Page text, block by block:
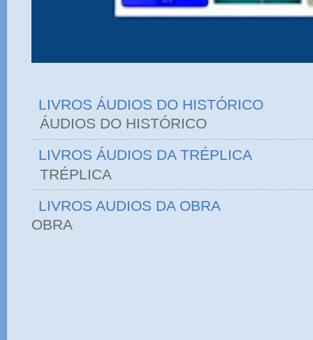
LIVROS ÁUDIOS DO HISTÓRICO
ÁUDIOS DO
LIVROS ÁUDIOS DA TRÉPLICA
TRÉPLICA
LIVROS AUDIOS DA OBRA
OBRA